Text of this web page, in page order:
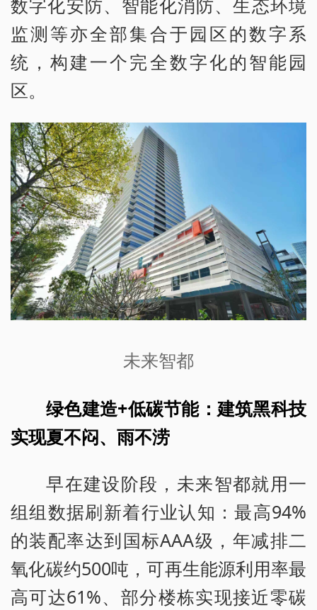
数字化安防、智能化消防、生态环境
监测等亦全部集合于园区的数字系
统，构建一个完全数字化的智能园
区。
未来智都
绿色建造+低碳节能：建筑黑科技
实现夏不闷、雨不涝
早在建设阶段，未来智都就用一
组组数据刷新着行业认知：最高94%
的装配率达到国标AAA级，年减排二
氧化碳约500吨，可再生能源利用率最
高可达61%、部分楼栋实现接近零碳